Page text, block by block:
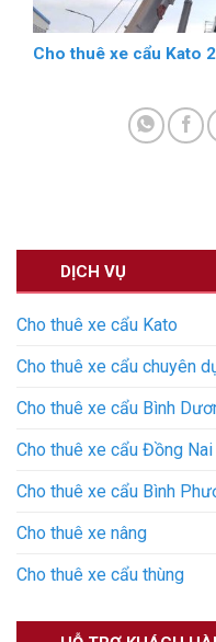
DỊCH VỤ
Cho thuê xe cẩu Kato
Cho thuê xe cẩu chuyên
Cho thuê xe cẩu Bình
Cho thuê xe cẩu Đồng Nai
Cho thuê xe cẩu Bình
Cho thuê xe nâng
Cho thuê xe cẩu thùng
Cho thuê xe cẩu Kato